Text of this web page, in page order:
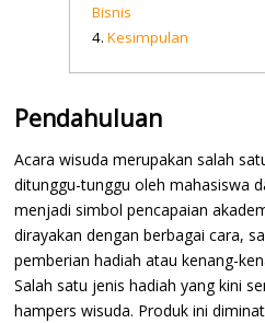
Bisnis
Kesimpulan
Pendahuluan
Acara wisuda merupakan salah
ditunggu-tunggu oleh mahasiswa
menjadi simbol pencapaian
dirayakan dengan berbagai cara,
pemberian hadiah atau kenang-
Salah satu jenis hadiah yang kini
hampers wisuda. Produk ini